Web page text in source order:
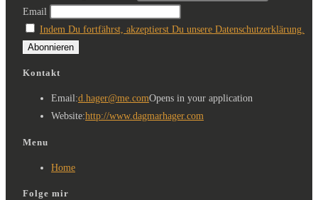
Email
Indem Du fortfährst, akzeptierst Du unsere Datenschutzerklärung.
Kontakt
Email:d.hager@me.comOpens in your application
Website:http://www.dagmarhager.com
Menu
Home
Folge mir